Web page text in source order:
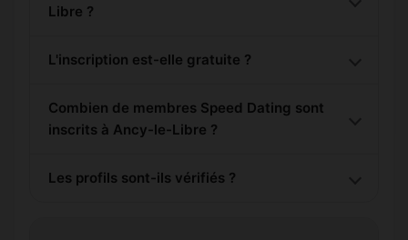
Libre ?
L'inscription est-elle gratuite ?
Combien de membres Speed Dating sont
inscrits à Ancy-le-Libre ?
Les profils sont-ils vérifiés ?